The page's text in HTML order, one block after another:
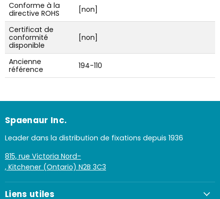
Conforme à la
directive ROHS
[non]
Certificat de
conformité
disponible
[non]
Ancienne
référence
194-110
Spaenaur Inc.
Leader dans la distribution de fixations depuis 1936
815, rue Victoria Nord-
, Kitchener (Ontario) N2B 3C3
Liens utiles